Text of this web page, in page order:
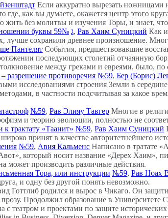
Если аккуратно вырезать ножницами
где, как вы думаете, окажется центр этого
без молитвы и изучения Торы, и знает,
Несколько слов о древнем произношении буквы ג №59 , Рав Хаим Суницкий Как
лучше сохранили древнее произношение.
Пантелят События, предшествовавшие
последующих столетий отчаянную
между греками и евреями, было,
разрешение противоречия №59, Бер (Борис)
исследованиями строения Земли в
в частности подсчитывая за какое
№59, Рав Элияу Тавгер Многие в
и теорию эволюции, полностью не
трактату «Таанит» №59, Рав Хаим Суницкий
принят в качестве авторитетнейшего
№59, Авия Кальменс Написано в тратате
который носит название «Дерех Хаим»,
может производить различные действия.
Тора, или инструкции №59, Рав Ноах
и одну без другой понять невозможно.
Готтлиб родился и вырос в Чикаго. Он
прозу. Продолжил образование в
с театром и проектами по защите